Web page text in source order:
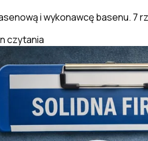
i wykonawcę basenu. 7
czytania